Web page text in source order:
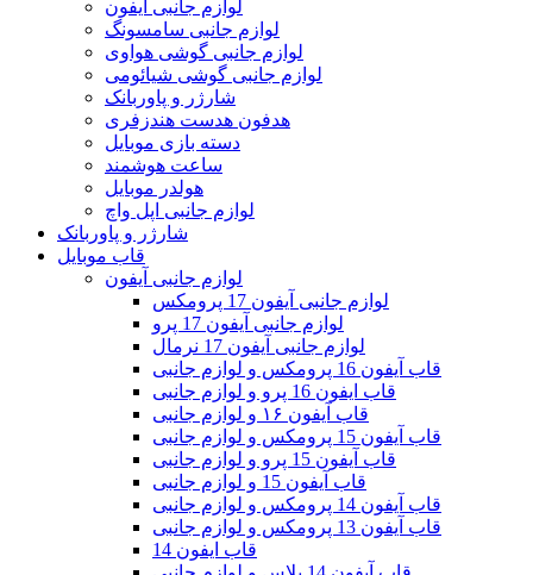
لوازم جانبی آیفون
لوازم جانبی سامسونگ
لوازم جانبی گوشی هواوی
لوازم جانبی گوشی شیائومی
شارژر و پاوربانک
هدفون هدست هندزفری
دسته بازی موبایل
ساعت هوشمند
هولدر موبایل
لوازم جانبی اپل واچ
شارژر و پاوربانک
قاب موبایل
لوازم جانبی آیفون
لوازم جانبی آیفون 17 پرومکس
لوازم جانبی آیفون 17 پرو
لوازم جانبی آیفون 17 نرمال
قاب آیفون 16 پرومکس و لوازم جانبی
قاب ایفون 16 پرو و لوازم جانبی
قاب آیفون ۱۶ و لوازم جانبی
قاب آیفون 15 پرومکس و لوازم جانبی
قاب آیفون 15 پرو و لوازم جانبی
قاب آیفون 15 و لوازم جانبی
قاب آیفون 14 پرومکس و لوازم جانبی
قاب آیفون 13 پرومکس و لوازم جانبی
قاب ایفون 14